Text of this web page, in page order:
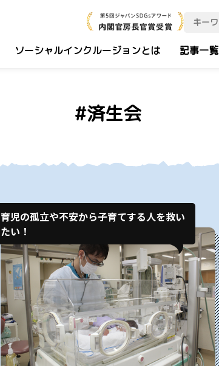
ソーシャルインクルージョンとは 記事一覧
#済生会
育児の孤立や不安から子育てする人を救い
たい！